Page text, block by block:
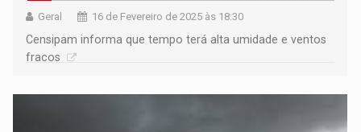
Geral 16 de Fevereiro de 2025 às 18:30
Censipam informa que tempo terá alta umidade e ventos
fracos